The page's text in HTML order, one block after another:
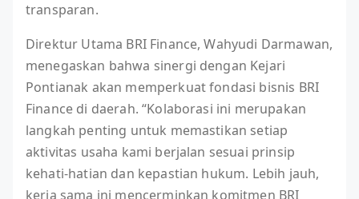
transparan.
Direktur Utama BRI Finance, Wahyudi Darmawan,
menegaskan bahwa sinergi dengan Kejari
Pontianak akan memperkuat fondasi bisnis BRI
Finance di daerah. “Kolaborasi ini merupakan
langkah penting untuk memastikan setiap
aktivitas usaha kami berjalan sesuai prinsip
kehati-hatian dan kepastian hukum. Lebih jauh,
kerja sama ini mencerminkan komitmen BRI